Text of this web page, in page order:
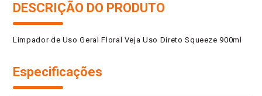
DESCRIÇÃO DO PRODUTO
Limpador de Uso Geral Floral Veja Uso Direto Squeeze 900ml
Especificações